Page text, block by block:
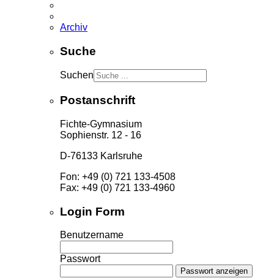
Archiv
Suche
Suchen
Postanschrift
Fichte-Gymnasium
Sophienstr. 12 - 16
D-76133 Karlsruhe
Fon: +49 (0) 721 133-4508
Fax: +49 (0) 721 133-4960
Login Form
Benutzername
Passwort
Passwort anzeigen